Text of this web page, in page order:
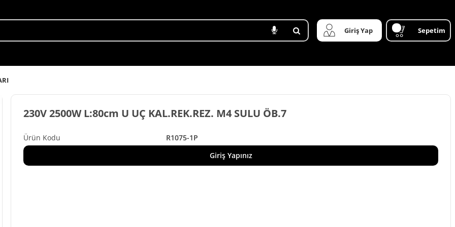
Giriş Yap Sepetim
R1075-1P
230V 2500W L:80cm U UÇ KAL.REK.REZ. M4 SULU ÖB.7
Giriş Yapınız